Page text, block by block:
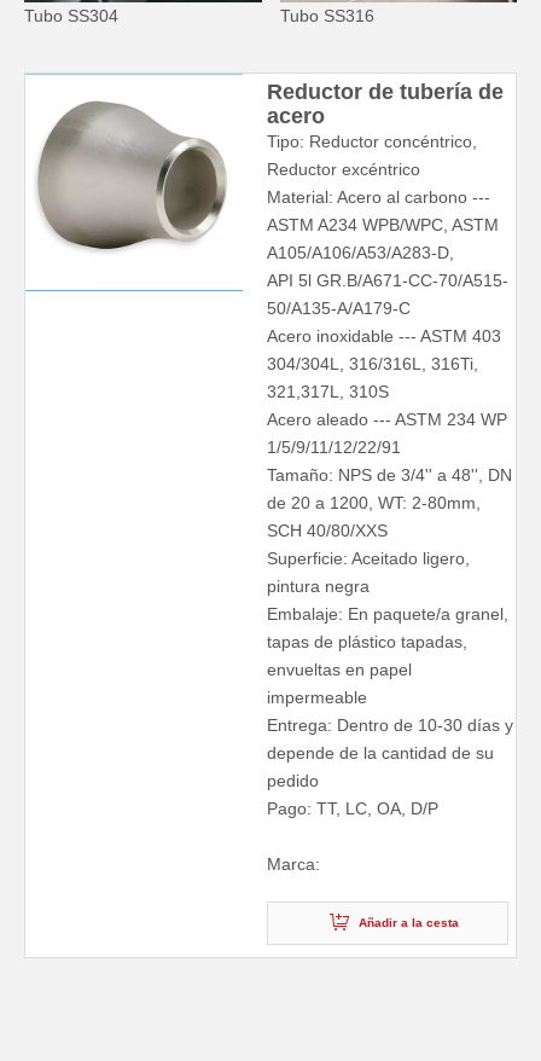
Tubo SS304 Tubo SS316
Reductor de tubería de
acero
Tipo: Reductor concéntrico,
Reductor excéntrico
Material: Acero al carbono ---
ASTM A234 WPB/WPC, ASTM
A105/A106/A53/A283-D,
API 5l GR.B/A671-CC-70/A515-
50/A135-A/A179-C
Acero inoxidable --- ASTM 403
304/304L, 316/316L, 316Ti,
321,317L, 310S
Acero aleado --- ASTM 234 WP
1/5/9/11/12/22/91
Tamaño: NPS de 3/4'' a 48'', DN
de 20 a 1200, WT: 2-80mm,
SCH 40/80/XXS
Superficie: Aceitado ligero,
pintura negra
Embalaje: En paquete/a granel,
tapas de plástico tapadas,
envueltas en papel
impermeable
Entrega: Dentro de 10-30 días y
depende de la cantidad de su
pedido
Pago: TT, LC, OA, D/P
Marca:
Añadir a la cesta